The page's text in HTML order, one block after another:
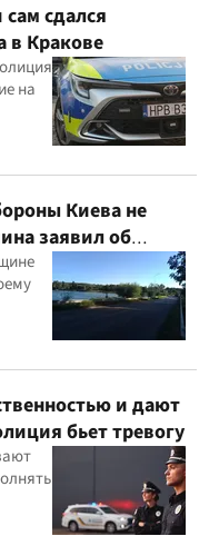
сдался
в Кракове
на
Киева не
заявил об
и дают
бьет тревогу